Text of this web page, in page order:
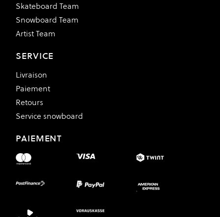
Skateboard Team
Snowboard Team
Artist Team
SERVICE
Livraison
Paiement
Retours
Service snowboard
PAIEMENT